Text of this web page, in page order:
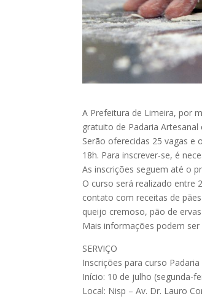
A Prefeitura de Limeira, por
gratuito de Padaria
Serão oferecidas 25 vagas e
18h. Para inscrever-se, é
As inscrições seguem até o
O curso será realizado entre
contato com receitas de
queijo cremoso, pão de
Mais informações podem
SERVIÇO
Inscrições para curso Padaria
Início: 10 de julho (segunda-
Local: Nisp – Av. Dr. Lauro